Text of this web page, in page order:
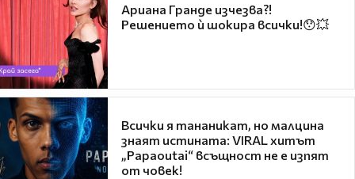
Ариана Гранде изчезва?!
Решението ѝ шокира всички!😯💥
Всички я тананикат, но малцина
знаят истината: VIRAL хитът
„Papaoutai“ всъщност не е изпят
от човек!